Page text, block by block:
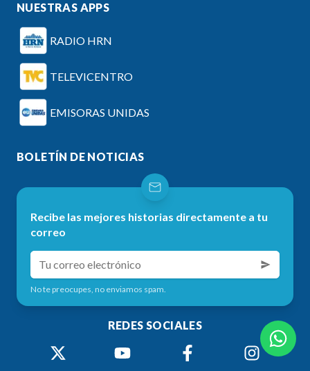
NUESTRAS APPS
RADIO HRN
TELEVICENTRO
EMISORAS UNIDAS
BOLETÍN DE NOTICIAS
Recibe las mejores historias directamente a tu
correo
No te preocupes, no enviamos spam.
REDES SOCIALES